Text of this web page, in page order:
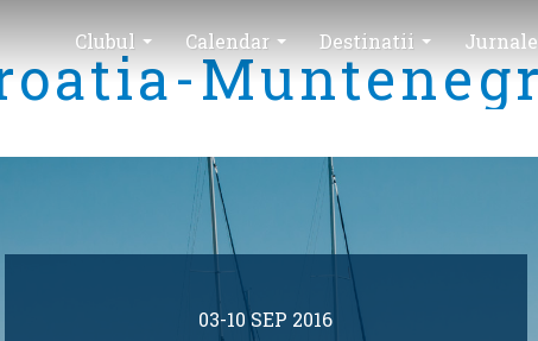
Clubul Calendar Destinatii Jurnale
03-10 SEP 2016